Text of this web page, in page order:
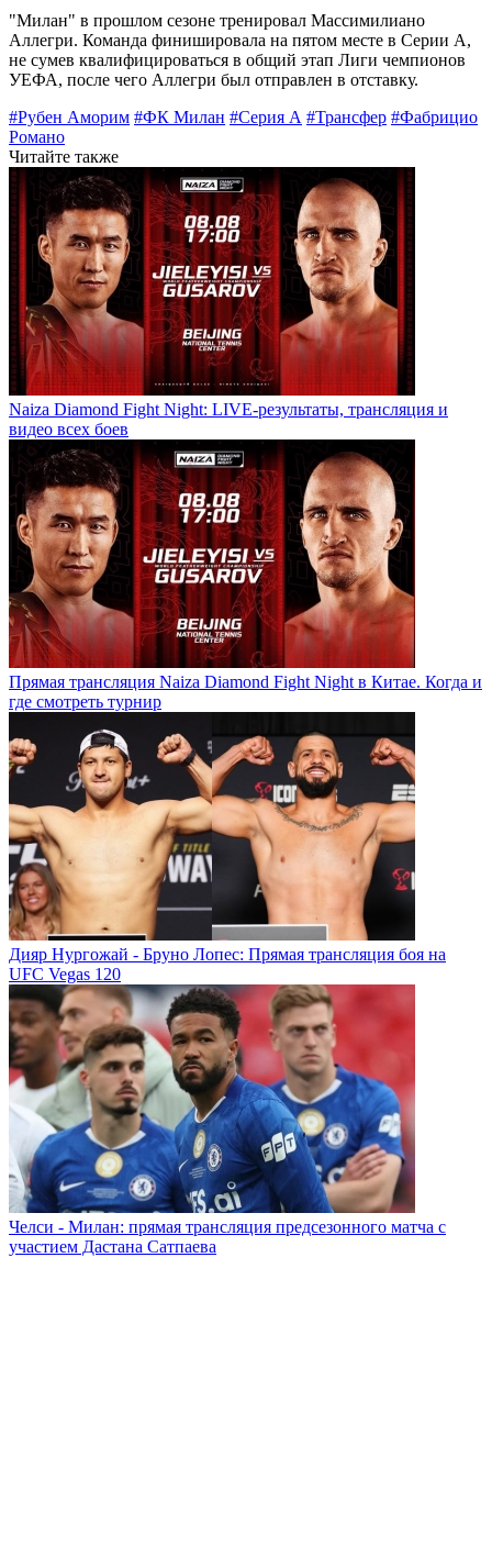
"Милан" в прошлом сезоне тренировал Массимилиано
Аллегри. Команда финишировала на пятом месте в Серии A,
не сумев квалифицироваться в общий этап Лиги чемпионов
УЕФА, после чего Аллегри был отправлен в отставку.
#Рубен Аморим #ФК Милан #Серия А #Трансфер #Фабрицио
Романо
Читайте также
Naiza Diamond Fight Night: LIVE-результаты, трансляция и
видео всех боев
Прямая трансляция Naiza Diamond Fight Night в Китае. Когда и
где смотреть турнир
Дияр Нургожай - Бруно Лопес: Прямая трансляция боя на
UFC Vegas 120
Челси - Милан: прямая трансляция предсезонного матча с
участием Дастана Сатпаева